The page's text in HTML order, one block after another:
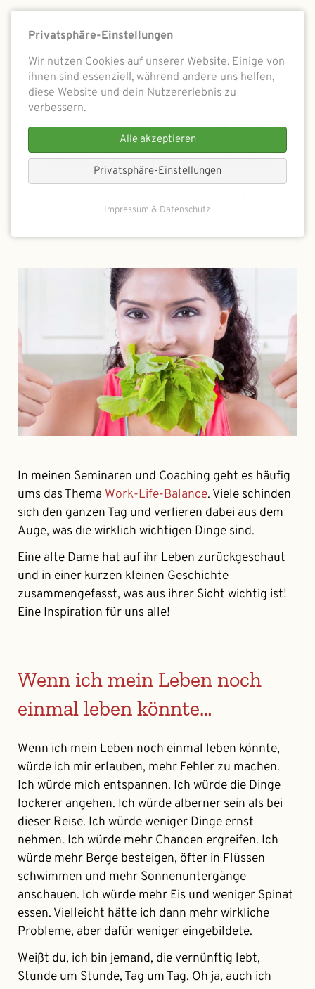
Privatsphäre-Einstellungen
Wir nutzen Cookies auf unserer Website. Einige von
ihnen sind essenziell, während andere uns helfen,
diese Website und dein Nutzererlebnis zu
verbessern.
Alle akzeptieren
Privatsphäre-Einstellungen
Impressum & Datenschutz
# Mental stark # Mut&Motivation
Was ist wichtig im Leben?
Wenn ich mein Leben
noch einmal leben
In meinen Seminaren und Coaching geht es häufig
ums das Thema Work-Life-Balance. Viele schinden
sich den ganzen Tag und verlieren dabei aus dem
Auge, was die wirklich wichtigen Dinge sind.
Eine alte Dame hat auf ihr Leben zurückgeschaut
und in einer kurzen kleinen Geschichte
zusammengefasst, was aus ihrer Sicht wichtig ist!
Eine Inspiration für uns alle!
Wenn ich mein Leben noch
einmal leben könnte…
Wenn ich mein Leben noch einmal leben könnte,
würde ich mir erlauben, mehr Fehler zu machen.
Ich würde mich entspannen. Ich würde die Dinge
lockerer angehen. Ich würde alberner sein als bei
dieser Reise. Ich würde weniger Dinge ernst
nehmen. Ich würde mehr Chancen ergreifen. Ich
würde mehr Berge besteigen, öfter in Flüssen
schwimmen und mehr Sonnenuntergänge
anschauen. Ich würde mehr Eis und weniger Spinat
essen. Vielleicht hätte ich dann mehr wirkliche
Probleme, aber dafür weniger eingebildete.
Weißt du, ich bin jemand, die vernünftig lebt,
Stunde um Stunde, Tag um Tag. Oh ja, auch ich